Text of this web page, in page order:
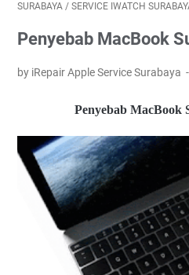
SURABAYA / SERVICE IWATCH
Penyebab MacBook
by iRepair Apple Service Surabaya
Penyebab MacBook